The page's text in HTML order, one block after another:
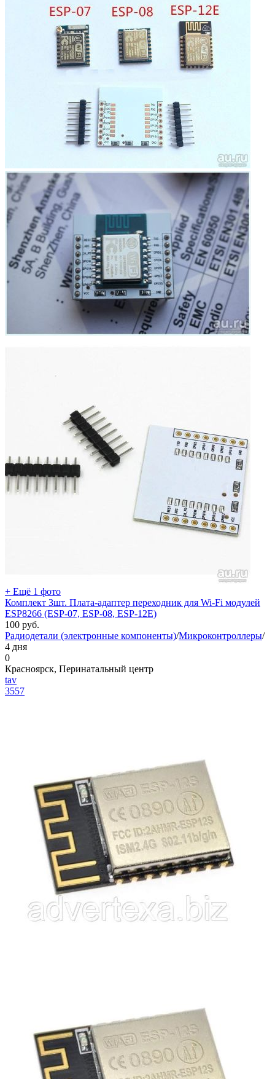
+ Ещё 1 фото
Комплект 3шт. Плата-адаптер переходник для Wi-Fi модулей
ESP8266 (ESP-07, ESP-08, ESP-12E)
100 руб.
Радиодетали (электронные компоненты)/Микроконтроллеры/
4 дня
0
Красноярск, Перинатальный центр
tav
3557